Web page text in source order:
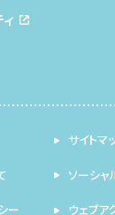
サイトマ
ソーシャ
ー ウェブア